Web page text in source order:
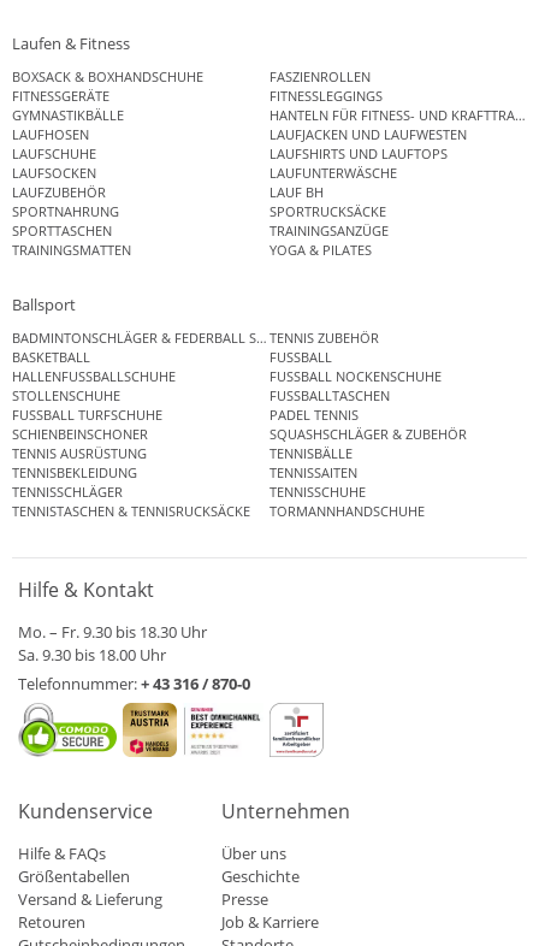
Laufen & Fitness
BOXSACK & BOXHANDSCHUHE
FASZIENROLLEN
FITNESSGERÄTE
FITNESSLEGGINGS
GYMNASTIKBÄLLE
HANTELN FÜR FITNESS- UND
LAUFHOSEN
LAUFJACKEN UND LAUFWESTEN
LAUFSCHUHE
LAUFSHIRTS UND LAUFTOPS
LAUFSOCKEN
LAUFUNTERWÄSCHE
LAUFZUBEHÖR
LAUF BH
SPORTNAHRUNG
SPORTRUCKSÄCKE
SPORTTASCHEN
TRAININGSANZÜGE
TRAININGSMATTEN
YOGA & PILATES
Ballsport
BADMINTONSCHLÄGER & FEDERBALL SETSTENNIS ZUBEHÖR
BASKETBALL
FUSSBALL
HALLENFUSSBALLSCHUHE
FUSSBALL NOCKENSCHUHE
STOLLENSCHUHE
FUSSBALLTASCHEN
FUSSBALL TURFSCHUHE
PADEL TENNIS
SCHIENBEINSCHONER
SQUASHSCHLÄGER & ZUBEHÖR
TENNIS AUSRÜSTUNG
TENNISBÄLLE
TENNISBEKLEIDUNG
TENNISSAITEN
TENNISSCHLÄGER
TENNISSCHUHE
TENNISTASCHEN & TENNISRUCKSÄCKE
TORMANNHANDSCHUHE
Hilfe & Kontakt
Mo. – Fr. 9.30 bis 18.30 Uhr
Sa. 9.30 bis 18.00 Uhr
Telefonnummer:+ 43 316 / 870-0
Kundenservice
Hilfe & FAQs
Größentabellen
Versand & Lieferung
Retouren
Unternehmen
Über uns
Geschichte
Presse
Job & Karriere